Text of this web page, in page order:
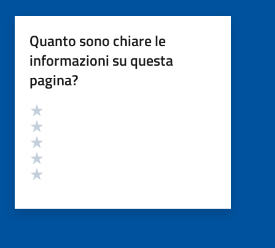
Quanto sono chiare le
informazioni su questa
pagina?
Valutazione